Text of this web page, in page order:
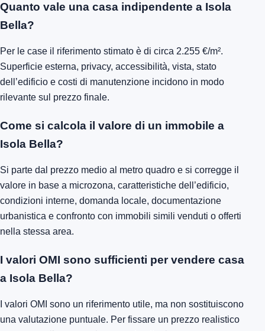
Quanto vale una casa indipendente a Isola
Bella?
Per le case il riferimento stimato è di circa 2.255 €/m².
Superficie esterna, privacy, accessibilità, vista, stato
dell’edificio e costi di manutenzione incidono in modo
rilevante sul prezzo finale.
Come si calcola il valore di un immobile a
Isola Bella?
Si parte dal prezzo medio al metro quadro e si corregge il
valore in base a microzona, caratteristiche dell’edificio,
condizioni interne, domanda locale, documentazione
urbanistica e confronto con immobili simili venduti o offerti
nella stessa area.
I valori OMI sono sufficienti per vendere casa
a Isola Bella?
I valori OMI sono un riferimento utile, ma non sostituiscono
una valutazione puntuale. Per fissare un prezzo realistico